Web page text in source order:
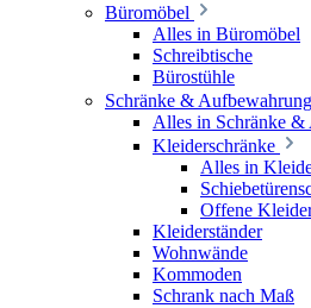
Büromöbel
Alles in Büromöbel
Schreibtische
Bürostühle
Schränke & Aufbewahrung
Alles in Schränke
Kleiderschränke
Alles in
Offene
Kleiderständer
Wohnwände
Kommoden
Schrank nach Maß